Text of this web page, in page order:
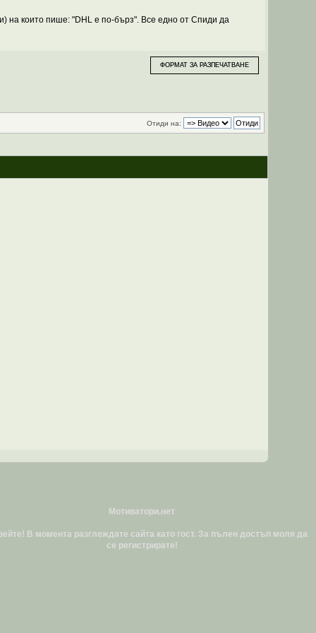
на които пише: "DHL е по-бърз". Все едно от Спиди да
ФОРМАТ ЗА РАЗПЕЧАТВАНЕ
Отиди на:
Мотиватори.нет
В момента разглеждате сайта като гост. За пълен достъп моля да
се регистрирате!